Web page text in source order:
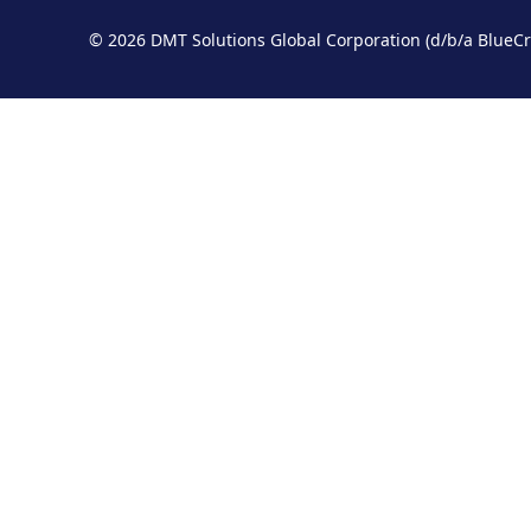
© 2026 DMT Solutions Global Corporation (d/b/a